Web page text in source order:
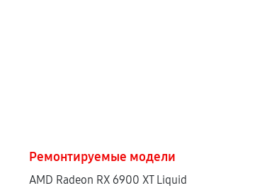
Ремонтируемые модели
AMD Radeon RX 6900 XT Liquid